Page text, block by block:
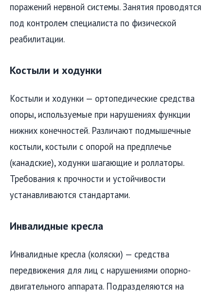
поражений нервной системы. Занятия проводятся
под контролем специалиста по физической
реабилитации.
Костыли и ходунки
Костыли и ходунки — ортопедические средства
опоры, используемые при нарушениях функции
нижних конечностей. Различают подмышечные
костыли, костыли с опорой на предплечье
(канадские), ходунки шагающие и роллаторы.
Требования к прочности и устойчивости
устанавливаются стандартами.
Инвалидные кресла
Инвалидные кресла (коляски) — средства
передвижения для лиц с нарушениями опорно-
двигательного аппарата. Подразделяются на